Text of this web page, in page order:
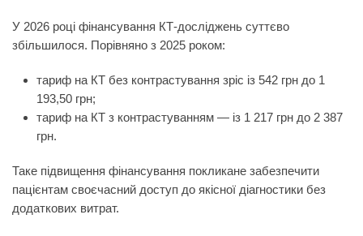
У 2026 році фінансування КТ-досліджень суттєво
збільшилося. Порівняно з 2025 роком:
тариф на КТ без контрастування зріс із 542 грн до 1
193,50 грн;
тариф на КТ з контрастуванням — із 1 217 грн до 2 387
грн.
Таке підвищення фінансування покликане забезпечити
пацієнтам своєчасний доступ до якісної діагностики без
додаткових витрат.